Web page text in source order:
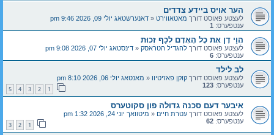
הער אויס ביידע צדדים
לעצטע פאוסט דורך מאטאווירט « דאנערשטאג יולי 09, 2026 9:46 pm
ענטפערס: 1
הֱוֵי דָן אֶת כָל הָאָדָם לְכַף זְכוּת
לעצטע פאוסט דורך להגדיל הטראסק « דינסטאג יולי 07, 2026 9:08 pm
ענטפערס: 6
לב לילד
לעצטע פאוסט דורך קוקן פאזיטיוו « מאנטאג יולי 06, 2026 8:10 pm
ענטפערס: 123
1
2
3
4
5
איבער דעם סכנה גדולה פון סקוטערס
לעצטע פאוסט דורך עטרת חיים « מיטוואך יוני 24, 2026 1:32 pm
ענטפערס: 62
1
2
3